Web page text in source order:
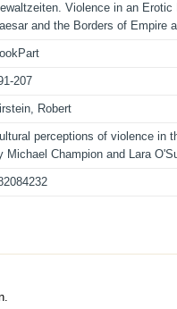
Violence in an Erotic
and the Borders of Empire
207
Robert
perceptions of violence in
Michael Champion and Lara